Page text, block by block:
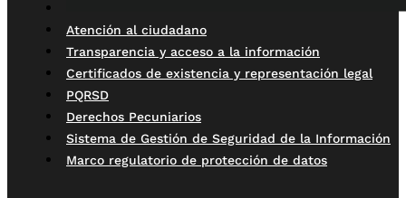
Atención al ciudadano
Transparencia y acceso a la información
Certificados de existencia y representación legal
PQRSD
Derechos Pecuniarios
Sistema de Gestión de Seguridad de la Información
Marco regulatorio de protección de datos